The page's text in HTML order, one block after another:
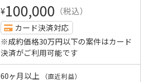
¥100,000 （税込）
カード決済対応
※成約価格30万円以下の案件はカード
決済がご利用可能です
60ヶ月以上 （直近利益）